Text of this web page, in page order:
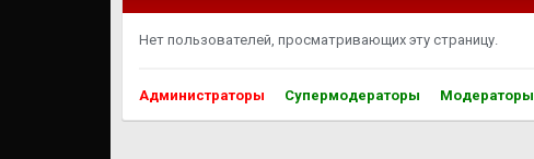
Нет пользователей, просматривающих эту страницу.
Администраторы Супермодераторы Модераторы